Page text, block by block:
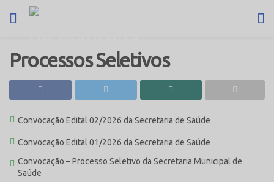
Processos Seletivos
Convocação Edital 02/2026 da Secretaria de Saúde
Convocação Edital 01/2026 da Secretaria de Saúde
Convocação – Processo Seletivo da Secretaria Municipal de
Saúde